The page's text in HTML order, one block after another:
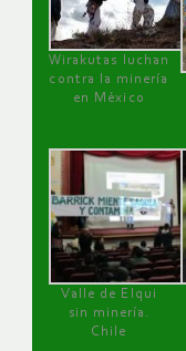
Wirakutas luchan
contra la minería
en México
Valle de Elqui
sin minería.
Chile